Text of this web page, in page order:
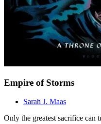
Empire of Storms
Sarah J. Maas
Only the greatest sacrifice can